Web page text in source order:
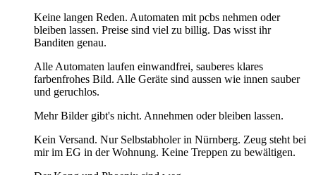
Keine langen Reden. Automaten mit pcbs nehmen oder
bleiben lassen. Preise sind viel zu billig. Das wisst ihr
Banditen genau.
Alle Automaten laufen einwandfrei, sauberes klares
farbenfrohes Bild. Alle Geräte sind aussen wie innen sauber
und geruchlos.
Mehr Bilder gibt's nicht. Annehmen oder bleiben lassen.
Kein Versand. Nur Selbstabholer in Nürnberg. Zeug steht bei
mir im EG in der Wohnung. Keine Treppen zu bewältigen.